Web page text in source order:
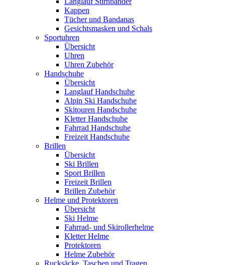
Kappen
Tücher und Bandanas
Gesichtsmasken und Schals
Sportuhren
Übersicht
Uhren
Uhren Zubehör
Handschuhe
Übersicht
Langlauf Handschuhe
Alpin Ski Handschuhe
Skitouren Handschuhe
Kletter Handschuhe
Fahrrad Handschuhe
Freizeit Handschuhe
Brillen
Übersicht
Ski Brillen
Sport Brillen
Freizeit Brillen
Brillen Zubehör
Helme und Protektoren
Übersicht
Ski Helme
Fahrrad- und Skirollerhelme
Kletter Helme
Protektoren
Helme Zubehör
Rucksäcke, Taschen und Tragen